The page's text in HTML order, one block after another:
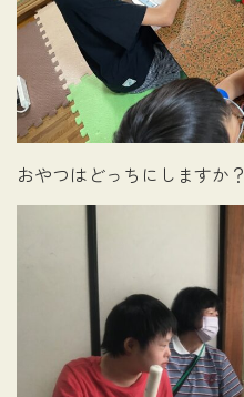
おやつはどっちにしますか？